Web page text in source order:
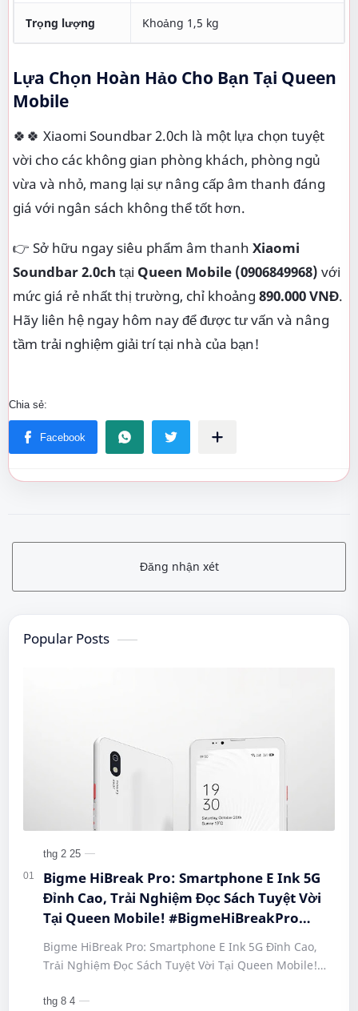
Trọng lượng Khoảng 1,5 kg
Lựa Chọn Hoàn Hảo Cho Bạn Tại Queen
Mobile
🍀🍀 Xiaomi Soundbar 2.0ch là một lựa chọn tuyệt
vời cho các không gian phòng khách, phòng ngủ
vừa và nhỏ, mang lại sự nâng cấp âm thanh đáng
giá với ngân sách không thể tốt hơn.
👉 Sở hữu ngay siêu phẩm âm thanh Xiaomi
Soundbar 2.0ch tại Queen Mobile (0906849968) với
mức giá rẻ nhất thị trường, chỉ khoảng 890.000 VNĐ.
Hãy liên hệ ngay hôm nay để được tư vấn và nâng
tầm trải nghiệm giải trí tại nhà của bạn!
Đăng nhận xét
Popular Posts
Bigme HiBreak Pro: Smartphone E Ink 5G
Đỉnh Cao, Trải Nghiệm Đọc Sách Tuyệt Vời
Tại Queen Mobile! #BigmeHiBreakPro
#SmartphoneEInk #QueenMobile
#HiBreakPro5G #DienThoaiDocSach
#CongNgheMoi #MuaSamThongMinh
#EInkPhone #5GSmartphone
Bigme HiBreak Pro: Smartphone E Ink 5G Đỉnh Cao,
Trải Nghiệm Đọc Sách Tuyệt Vời Tại Queen Mobile!
#Hi…